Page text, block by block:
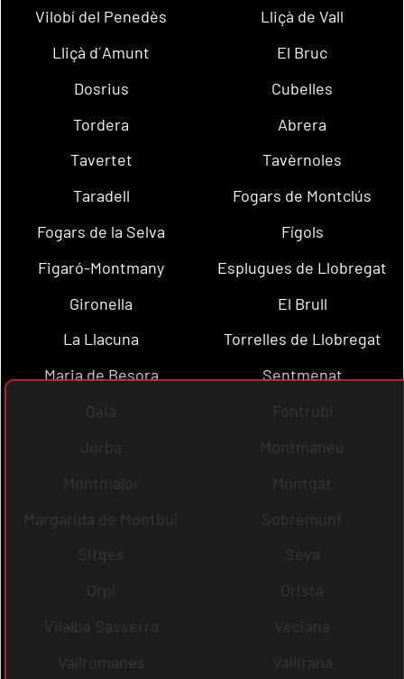
Vilobí del Penedès
Lliçà de Vall
Lliçà d´Amunt
El Bruc
Dosrius
Cubelles
Tordera
Abrera
Tavertet
Tavèrnoles
Taradell
Fogars de Montclús
Fogars de la Selva
Fígols
Figaró-Montmany
Esplugues de Llobregat
Gironella
El Brull
La Llacuna
Torrelles de Llobregat
Maria de Besora
Sentmenat
Gaià
Fontrubí
Jorba
Montmaneu
Montmajor
Montgat
Margarida de Montbui
Sobremunt
Sitges
Seva
Orpí
Oristà
Vilalba Sasserra
Veciana
Vallromanes
Vallirana